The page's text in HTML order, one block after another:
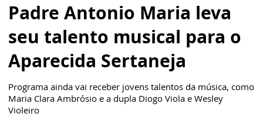
Padre Antonio Maria leva
seu talento musical para o
Aparecida Sertaneja
Programa ainda vai receber jovens talentos da música, como
Maria Clara Ambrósio e a dupla Diogo Viola e Wesley
Violeiro